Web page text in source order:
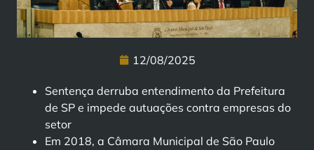
12/08/2025
Sentença derruba entendimento da Prefeitura
de SP e impede autuações contra empresas do
setor
Em 2018, a Câmara Municipal de São Paulo